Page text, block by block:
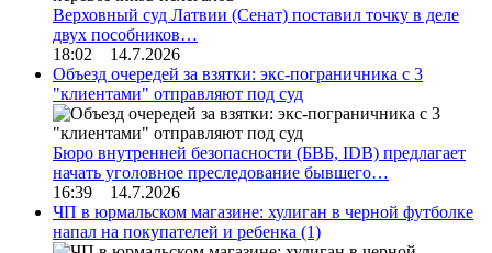
Верховный суд Латвии (Сенат) поставил точку в деле
двух пособников…
18:02 14.7.2026
Объезд очередей за взятки: экс-пограничника с 3
"клиентами" отправляют под суд
Бюро внутренней безопасности (БВБ, IDB) предлагает
начать уголовное преследование бывшего…
16:39 14.7.2026
ЧП в юрмальском магазине: хулиган в черной футболке
напал на покупателей и ребенка (1)